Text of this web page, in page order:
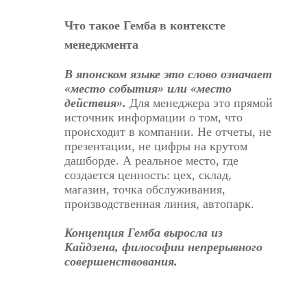
Что такое Гемба в контексте
менеджмента
В японском языке это слово означает
«место события» или «место
действия». Для менеджера это прямой
источник информации о том, что
происходит в компании. Не отчеты, не
презентации, не цифры на крутом
дашборде. А реальное место, где
создается ценность: цех, склад,
магазин, точка обслуживания,
производственная линия, автопарк.
Концепция Гемба выросла из
Кайдзена, философии непрерывного
совершенствования.